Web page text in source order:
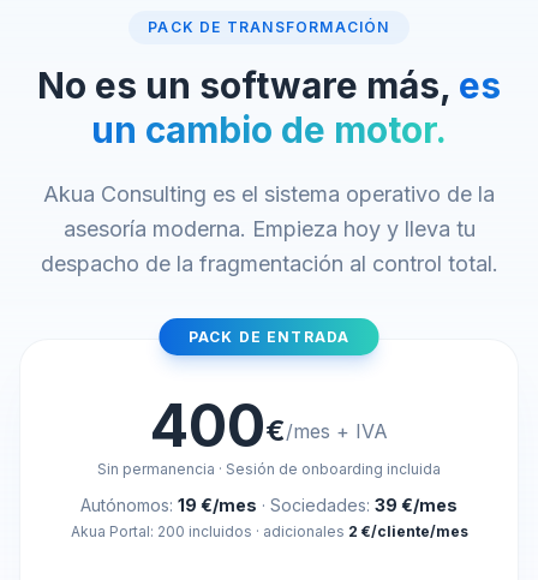
PACK DE TRANSFORMACIÓN
No es un software más, es
un cambio de motor.
Akua Consulting es el sistema operativo de la
asesoría moderna. Empieza hoy y lleva tu
despacho de la fragmentación al control total.
PACK DE ENTRADA
400€/mes + IVA
Sin permanencia · Sesión de onboarding incluida
Autónomos: 19 €/mes · Sociedades: 39 €/mes
Akua Portal: 200 incluidos · adicionales 2 €/cliente/mes